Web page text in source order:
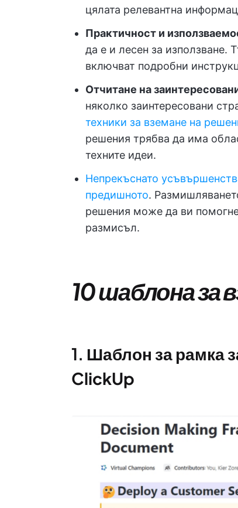
цялата релевантна
Практичност и
да е и лесен за използване.
включват подробни
Отчитане на
няколко заинтересовани
техники за вземане на
решения трябва да има
техните идеи.
Непрекъснато
предишното.
решения може да ви
размисъл.
10 шаблона за
1. Шаблон за рамка
ClickUp